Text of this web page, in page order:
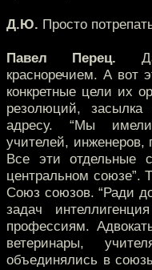
Д.Ю. Просто
Павел Перец.
красноречием. А вот
конкретные цели их
резолюций,
адресу. “Мы
учителей, инженеров,
Все эти отдельные
центральном союзе”.
Союз союзов. “Ради
задач
профессиям.
ветеринары,
объединялись в